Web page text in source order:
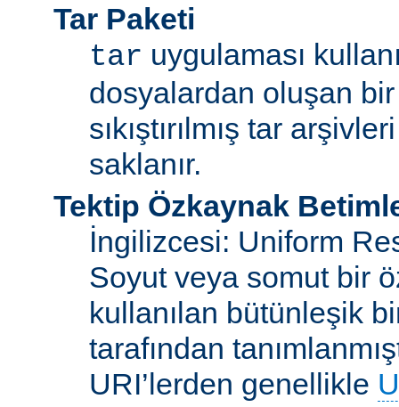
Tar Paketi
tar uygulaması
dosyalardan oluşan bir
sıkıştırılmış tar
saklanır.
Tektip Özkaynak
İngilizcesi: Uniform
Soyut veya somut bir
kullanılan bütünleşik
tarafından
URI’lerden genellikle